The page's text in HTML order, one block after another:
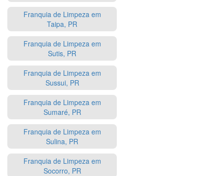
Franquia de Limpeza em
Taipa, PR
Franquia de Limpeza em
Sutis, PR
Franquia de Limpeza em
Sussui, PR
Franquia de Limpeza em
Sumaré, PR
Franquia de Limpeza em
Sulina, PR
Franquia de Limpeza em
Socorro, PR